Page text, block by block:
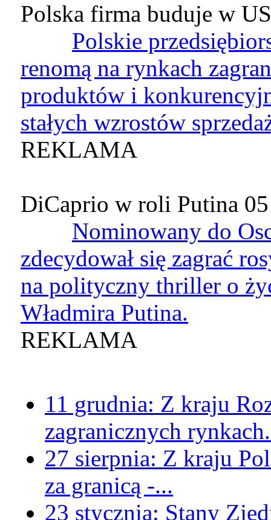
Polska firma buduje w
Polskie
renomą na rynkach
produktów i
stałych wzrostów
REKLAMA
DiCaprio w roli Putina
Nominowany do
zdecydował się zagrać
na polityczny thriller o
Władmira Putina.
REKLAMA
11 grudnia: Z kraju
zagranicznych
27 sierpnia: Z kraju
za granicą -...
23 stycznia: Stany